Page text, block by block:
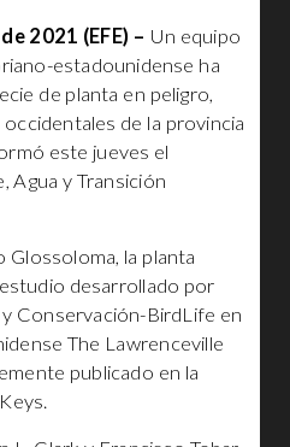
2021 (EFE) – Un equipo
estadounidense ha
de planta en peligro,
occidentales de la provincia
este jueves el
Agua y Transición
la planta
desarrollado por
Conservación-BirdLife en
The Lawrenceville
publicado en la